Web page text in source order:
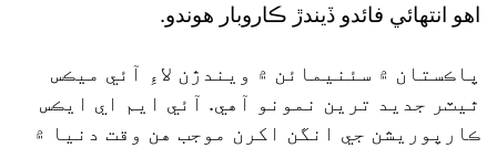
اهو انتهائي فائدو ڏيندڙ ڪاروبار هوندو.
پاڪستان ۾ سئنيمائن ۾ ويندڙن لاءِ آئي ميڪس
ٿيٽر جديد ترين نمونو آهي. آئي ايم اي ايڪس
ڪارپوريشن جي انگن اکرن موجب هن وقت دنيا ۾